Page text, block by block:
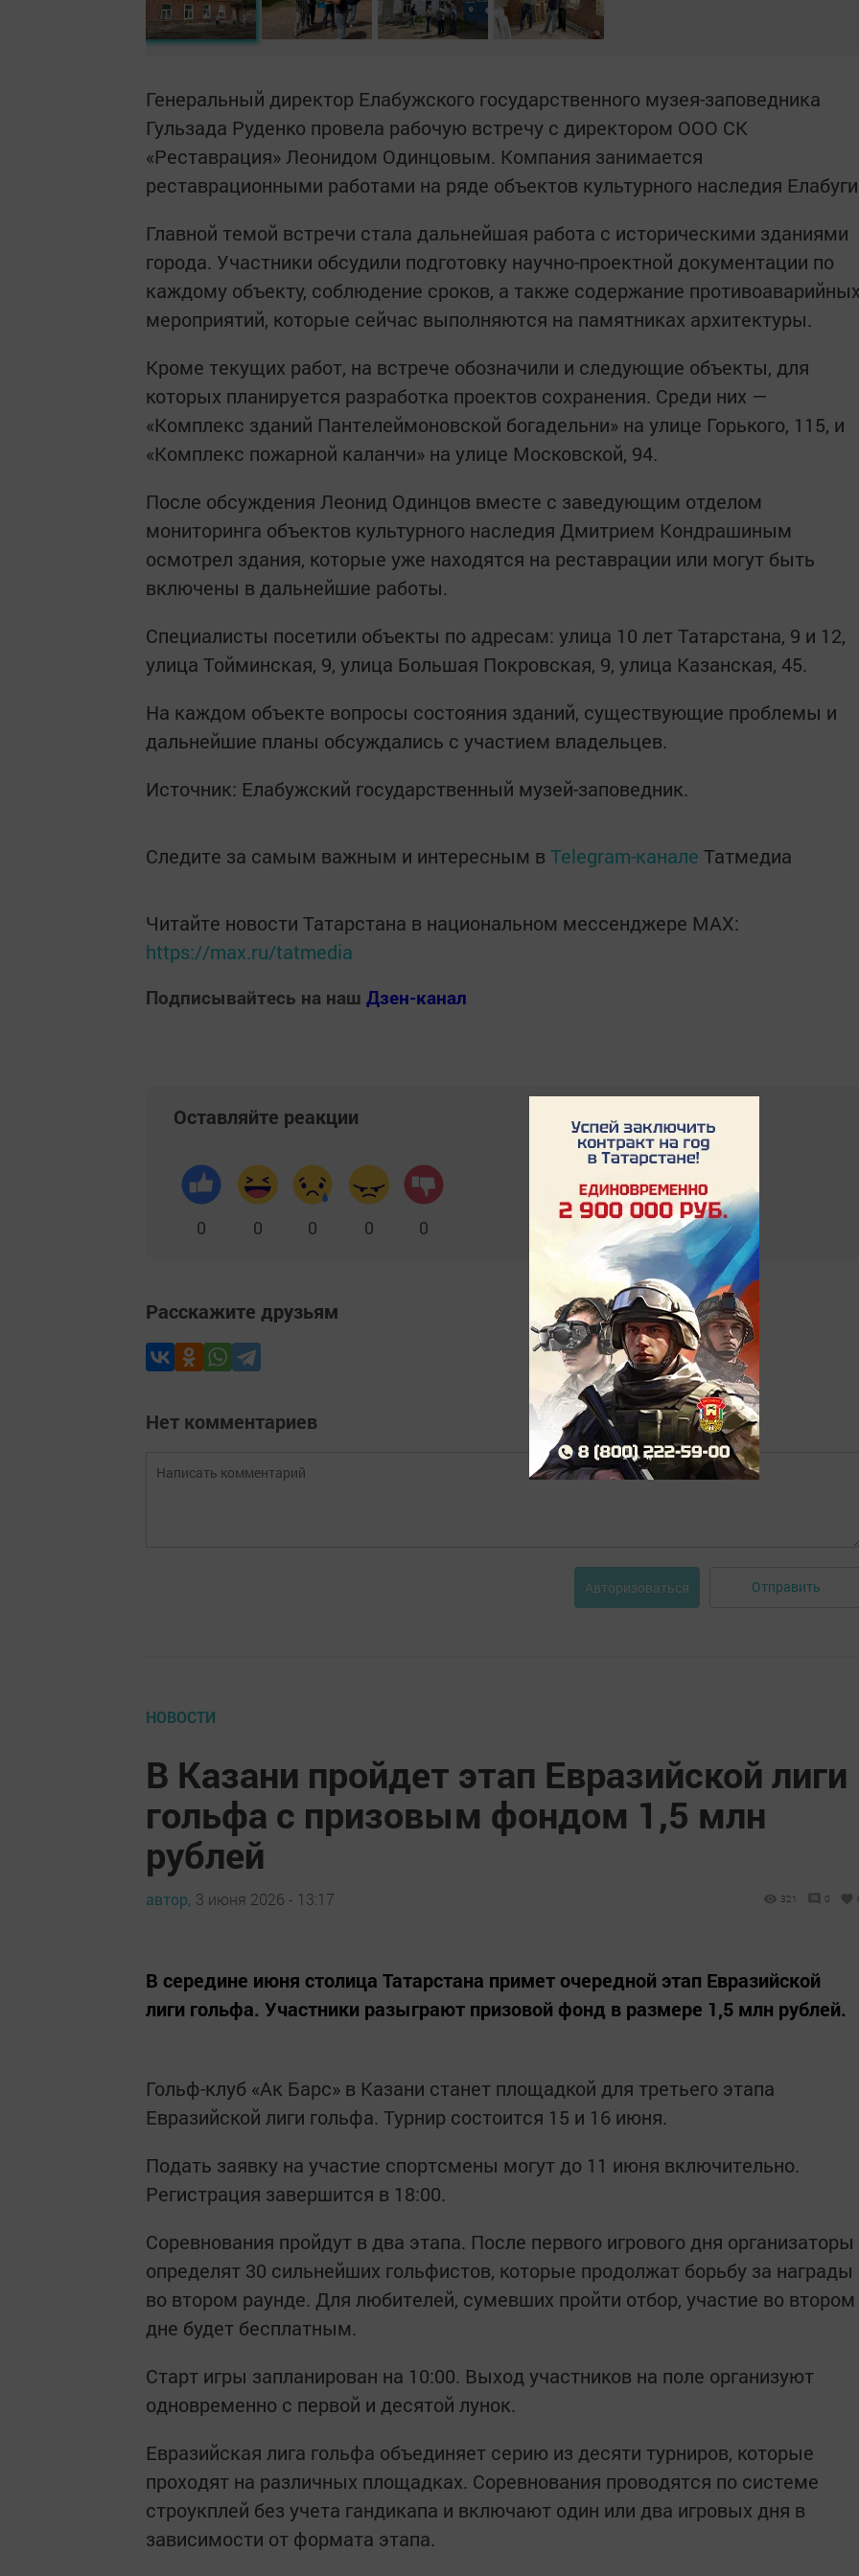
Генеральный директор Елабужского государственного музея-заповедника
Гульзада Руденко провела рабочую встречу с директором ООО СК
«Реставрация» Леонидом Одинцовым. Компания занимается
реставрационными работами на ряде объектов культурного наследия
Главной темой встречи стала дальнейшая работа с историческими зданиями
города. Участники обсудили подготовку научно-проектной документации по
каждому объекту, соблюдение сроков, а также содержание
мероприятий, которые сейчас выполняются на памятниках архитектуры.
Кроме текущих работ, на встрече обозначили и следующие объекты, для
которых планируется разработка проектов сохранения. Среди них —
«Комплекс зданий Пантелеймоновской богадельни» на улице Горького, 115, и
«Комплекс пожарной каланчи» на улице Московской, 94.
После обсуждения Леонид Одинцов вместе с заведующим отделом
мониторинга объектов культурного наследия Дмитрием Кондрашиным
осмотрел здания, которые уже находятся на реставрации или могут быть
включены в дальнейшие работы.
Специалисты посетили объекты по адресам: улица 10 лет Татарстана, 9 и 12,
улица Тойминская, 9, улица Большая Покровская, 9, улица Казанская, 45.
На каждом объекте вопросы состояния зданий, существующие проблемы и
дальнейшие планы обсуждались с участием владельцев.
Источник: Елабужский государственный музей-заповедник.
Следите за самым важным и интересным в Telegram-канале Татмедиа
Читайте новости Татарстана в национальном мессенджере MАХ:
https://max.ru/tatmedia
Подписывайтесь на наш Дзен-канал
Оставляйте реакции
0 0 0 0 0
Расскажите друзьям
Нет комментариев
Авторизоваться Отправить
НОВОСТИ
В Казани пройдет этап Евразийской лиги
гольфа с призовым фондом 1,5 млн
рублей
автор, 3 июня 2026 - 13:17 321 0
В середине июня столица Татарстана примет очередной этап Евразийской
лиги гольфа. Участники разыграют призовой фонд в размере 1,5 млн рублей.
Гольф-клуб «Ак Барс» в Казани станет площадкой для третьего этапа
Евразийской лиги гольфа. Турнир состоится 15 и 16 июня.
Подать заявку на участие спортсмены могут до 11 июня включительно.
Регистрация завершится в 18:00.
Соревнования пройдут в два этапа. После первого игрового дня организаторы
определят 30 сильнейших гольфистов, которые продолжат борьбу за награды
во втором раунде. Для любителей, сумевших пройти отбор, участие во втором
дне будет бесплатным.
Старт игры запланирован на 10:00. Выход участников на поле организуют
одновременно с первой и десятой лунок.
Евразийская лига гольфа объединяет серию из десяти турниров, которые
проходят на различных площадках. Соревнования проводятся по системе
строукплей без учета гандикапа и включают один или два игровых дня в
зависимости от формата этапа.